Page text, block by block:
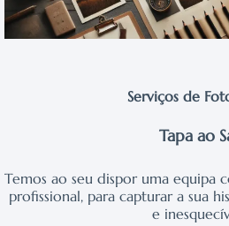
Serviços de
Tapa ao
Temos ao seu dispor uma equipa
profissional, para capturar a sua
e